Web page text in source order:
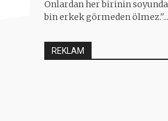
Onlardan her birinin
bin erkek görmeden ölmez.''...
REKLAM